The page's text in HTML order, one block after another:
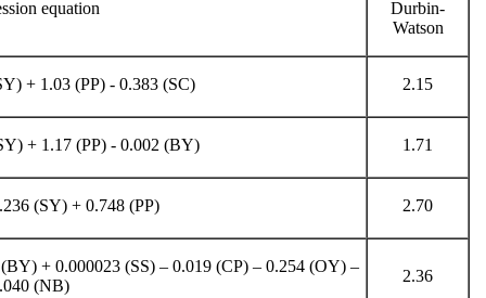
equation
Durbin-
Watson
+ 1.03 (PP) - 0.383 (SC) 2.15
+ 1.17 (PP) - 0.002 (BY) 1.71
(SY) + 0.748 (PP) 2.70
+ 0.000023 (SS) – 0.019 (CP) – 0.254 (OY) –
(NB)
2.36